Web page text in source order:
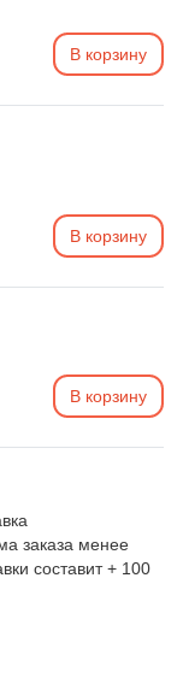
В корзину
В корзину
В корзину
заказа менее
составит + 100